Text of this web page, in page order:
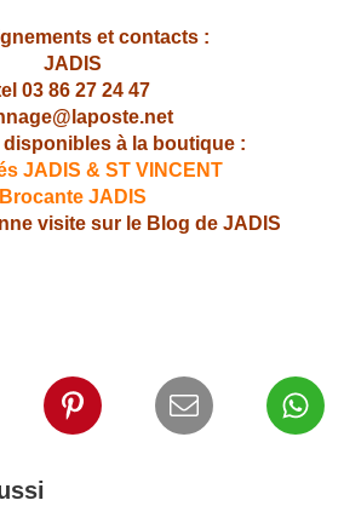
et contacts :
JADIS
03 86 27 24 47
disponibles à la boutique :
JADIS & ST VINCENT
Brocante JADIS
visite sur le Blog de JADIS